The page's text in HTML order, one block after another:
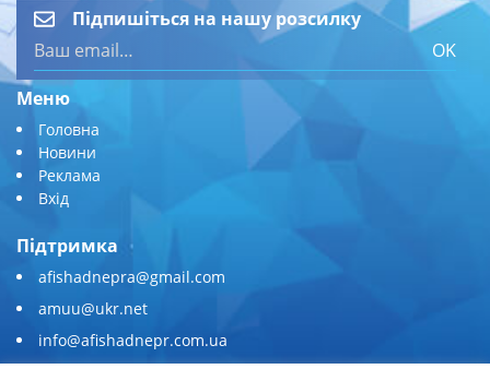
Підпишіться на нашу розсилку
OK
Меню
Головна
Новини
Реклама
Вхід
Підтримка
afishadnepra@gmail.com
amuu@ukr.net
info@afishadnepr.com.ua